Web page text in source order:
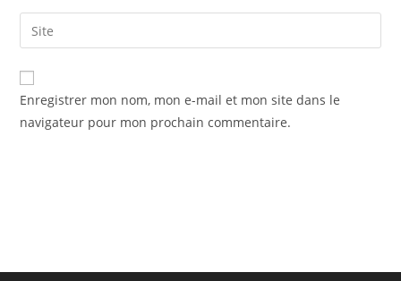
comment
email
address
comment
Saisir
l’URL
de
votre
(facultatif)
Enregistrer mon nom, mon e-mail et mon site dans le
navigateur pour mon prochain commentaire.